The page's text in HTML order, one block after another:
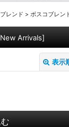
ブレンド > ボスコブレン
New Arrivals]
表示